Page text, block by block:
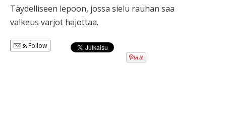
Täydelliseen lepoon, jossa sielu rauhan saa
valkeus varjot hajottaa.
Follow